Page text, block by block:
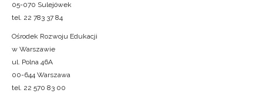
05-070 Sulejówek
tel. 22 783 37 84
Ośrodek Rozwoju Edukacji
w Warszawie
ul. Polna 46A
00-644 Warszawa
tel. 22 570 83 00